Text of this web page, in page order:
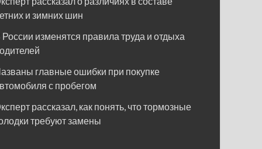
и зимних шин
России изменятся правила труда и отдыха
главные ошибки при покупке
с пробегом
рассказал, как понять, что тормозные
требуют замены